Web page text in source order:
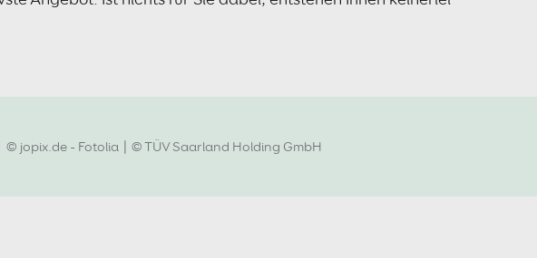
© jopix.de - Fotolia © TÜV Saarland Holding GmbH